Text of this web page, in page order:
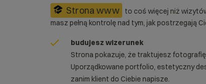
Strona www
to coś więcej niż
masz pełną kontrolę nad tym, jak postrzegają
budujesz wizerunek
Strona pokazuje, że traktujesz
Uporządkowane portfolio, estetyczny
zanim klient do Ciebie napisze.